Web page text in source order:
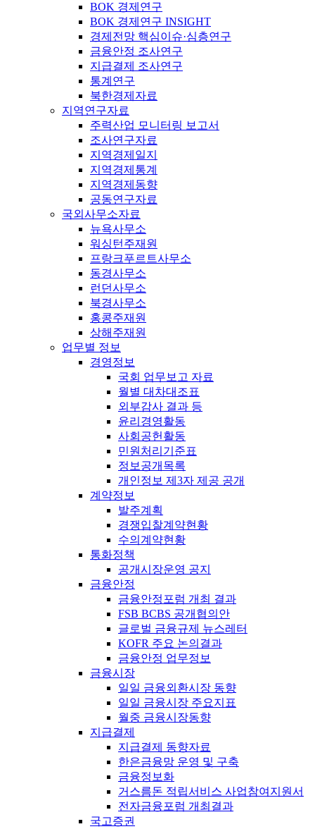
BOK 경제연구
BOK 경제연구 INSIGHT
경제전망 핵심이슈·심층연구
금융안정 조사연구
지급결제 조사연구
통계연구
북한경제자료
지역연구자료
주력산업 모니터링 보고서
조사연구자료
지역경제일지
지역경제통계
지역경제동향
공동연구자료
국외사무소자료
뉴욕사무소
워싱턴주재원
프랑크푸르트사무소
동경사무소
런던사무소
북경사무소
홍콩주재원
상해주재원
업무별 정보
경영정보
국회 업무보고 자료
월별 대차대조표
외부감사 결과 등
윤리경영활동
사회공헌활동
민원처리기준표
정보공개목록
개인정보 제3자 제공 공개
계약정보
발주계획
경쟁입찰계약현황
수의계약현황
통화정책
공개시장운영 공지
금융안정
금융안정포럼 개최 결과
FSB BCBS 공개협의안
글로벌 금융규제 뉴스레터
KOFR 주요 논의결과
금융안정 업무정보
금융시장
일일 금융외환시장 동향
일일 금융시장 주요지표
월중 금융시장동향
지급결제
지급결제 동향자료
한은금융망 운영 및 구축
금융정보화
거스름돈 적립서비스 사업참여지원서
전자금융포럼 개최결과
국고증권